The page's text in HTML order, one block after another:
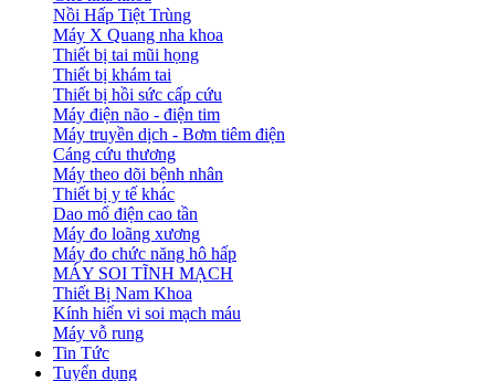
Nồi Hấp Tiệt Trùng
Máy X Quang nha khoa
Thiết bị tai mũi họng
Thiết bị khám tai
Thiết bị hồi sức cấp cứu
Máy điện não - điện tim
Máy truyền dịch - Bơm tiêm điện
Cáng cứu thương
Máy theo dõi bệnh nhân
Thiết bị y tế khác
Dao mổ điện cao tần
Máy đo loãng xương
Máy đo chức năng hô hấp
MÁY SOI TĨNH MẠCH
Thiết Bị Nam Khoa
Kính hiển vi soi mạch máu
Máy vỗ rung
Tin Tức
Tuyển dụng